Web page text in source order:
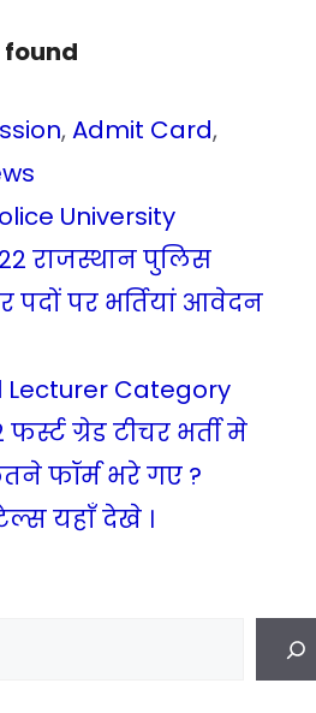
found
,Admit Card,
University
राजस्थान पुलिस
पदों पर भर्तियां आवेदन
Lecturer Category
ग्रेड टीचर भर्ती मे
फॉर्म भरे गए ?
यहाँ देखे ।